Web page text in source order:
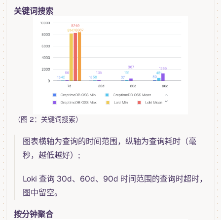
关键词搜索
（图 2：关键词搜索）
图表横轴为查询的时间范围，纵轴为查询耗时（毫
秒，越低越好）;
Loki 查询 30d、60d、90d 时间范围的查询时超时，
图中留空。
按分钟聚合